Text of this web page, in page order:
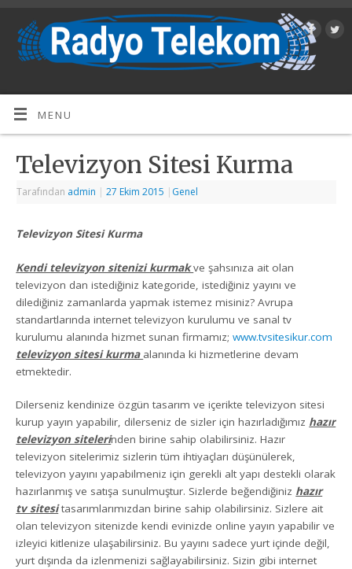
MENU
Televizyon Sitesi Kurma
Tarafından admin | 27 Ekim 2015 | Genel
Televizyon Sitesi Kurma
Kendi televizyon sitenizi kurmakve şahsınıza ait olan
televizyon dan istediğiniz kategoride, istediğiniz yayını ve
dilediğiniz zamanlarda yapmak istemez misiniz? Avrupa
standartlarında internet televizyon kurulumu ve sanal tv
kurulumu alanında hizmet sunan firmamız;www.tvsitesikur.com
televizyon sitesi kurma alanında ki hizmetlerine devam
etmektedir.
Dilerseniz kendinize özgün tasarım ve içerikte televizyon sitesi
kurup yayın yapabilir, dilerseniz de sizler için hazırladığımız hazır
televizyon sitelerinden birine sahip olabilirsiniz. Hazır
televizyon sitelerimiz sizlerin tüm ihtiyaçları düşünülerek,
televizyon yayını yapabilmeniz için gerekli alt yapı destekli olarak
hazırlanmış ve satışa sunulmuştur. Sizlerde beğendiğiniz hazır
tv sitesitasarımlarımızdan birine sahip olabilirsiniz. Sizlere ait
olan televizyon sitenizde kendi evinizde online yayın yapabilir ve
izleyici kitlenize ulaşabilirsiniz. Bu yayını sadece yurt içinde değil,
yurt dışında da izlenmenizi sağlayabilirsiniz. Sizin gibi internet